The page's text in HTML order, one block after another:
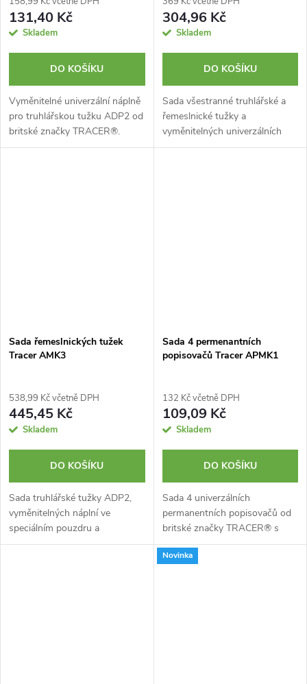
131,40 Kč
Skladem
DO KOŠÍKU
Vyměnitelné univerzální náplně
pro truhlářskou tužku ADP2 od
britské značky TRACER®.
Robustní obal ochrání vaše
304,96 Kč
Skladem
DO KOŠÍKU
Sada všestranné truhlářské a
řemeslnické tužky a
vyměnitelných univerzálních
náplní od britské značky
Sada řemeslnických tužek
Tracer AMK3
538,99 Kč včetně DPH
445,45 Kč
Skladem
DO KOŠÍKU
Sada truhlářské tužky ADP2,
vyměnitelných náplní ve
speciálním pouzdru a
řemeslnického značkovače od
Sada 4 permenantních
popisovačů Tracer APMK1
132 Kč včetně DPH
109,09 Kč
Skladem
DO KOŠÍKU
Sada 4 univerzálních
permanentních popisovačů od
britské značky TRACER® s
tuhou o šířce 1 mm.
Rychleschnoucí inkoust. Bez
Novinka